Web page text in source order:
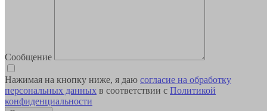
Сообщение
Нажимая на кнопку ниже, я даю согласие на обработку
персональных данных в соответствии с Политикой
конфиденциальности